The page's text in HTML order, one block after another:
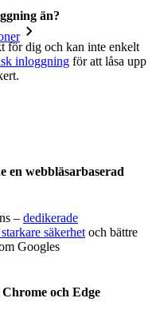
än?
för dig och kan inte enkelt
inloggning för att låsa upp
webbläsarbaserad
– dedikerade
säkerhet och bättre
Googles
och Edge